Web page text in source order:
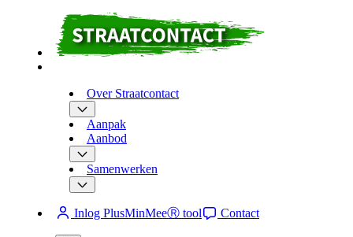
Over Straatcontact
Aanpak
Aanbod
Samenwerken
Inlog PlusMinMeeⓇ tool Contact